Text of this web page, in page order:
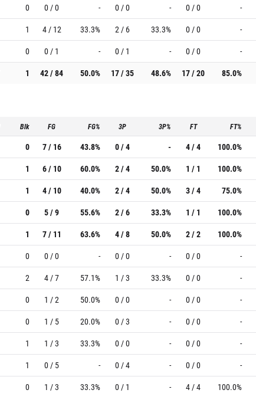
0 0 / 0 - 0 / 0 - 0 / 0 -
1 4 / 12 33.3% 2 / 6 33.3% 0 / 0 -
0 0 / 1 - 0 / 1 - 0 / 0 -
1 42 / 84 50.0% 17 / 35 48.6% 17 / 20 85.0%
Blk FG FG% 3P 3P% FT FT%
0 7 / 16 43.8% 0 / 4 - 4 / 4 100.0%
1 6 / 10 60.0% 2 / 4 50.0% 1 / 1 100.0%
1 4 / 10 40.0% 2 / 4 50.0% 3 / 4 75.0%
0 5 / 9 55.6% 2 / 6 33.3% 1 / 1 100.0%
1 7 / 11 63.6% 4 / 8 50.0% 2 / 2 100.0%
0 0 / 0 - 0 / 0 - 0 / 0 -
2 4 / 7 57.1% 1 / 3 33.3% 0 / 0 -
0 1 / 2 50.0% 0 / 0 - 0 / 0 -
0 1 / 5 20.0% 0 / 3 - 0 / 0 -
1 1 / 3 33.3% 0 / 0 - 0 / 0 -
1 0 / 5 - 0 / 4 - 0 / 0 -
0 1 / 3 33.3% 0 / 1 - 4 / 4 100.0%